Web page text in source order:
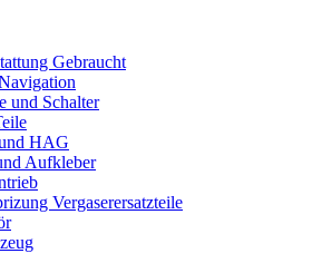
Gebraucht
und Schalter
HAG
Aufkleber
Vergaserersatzteile